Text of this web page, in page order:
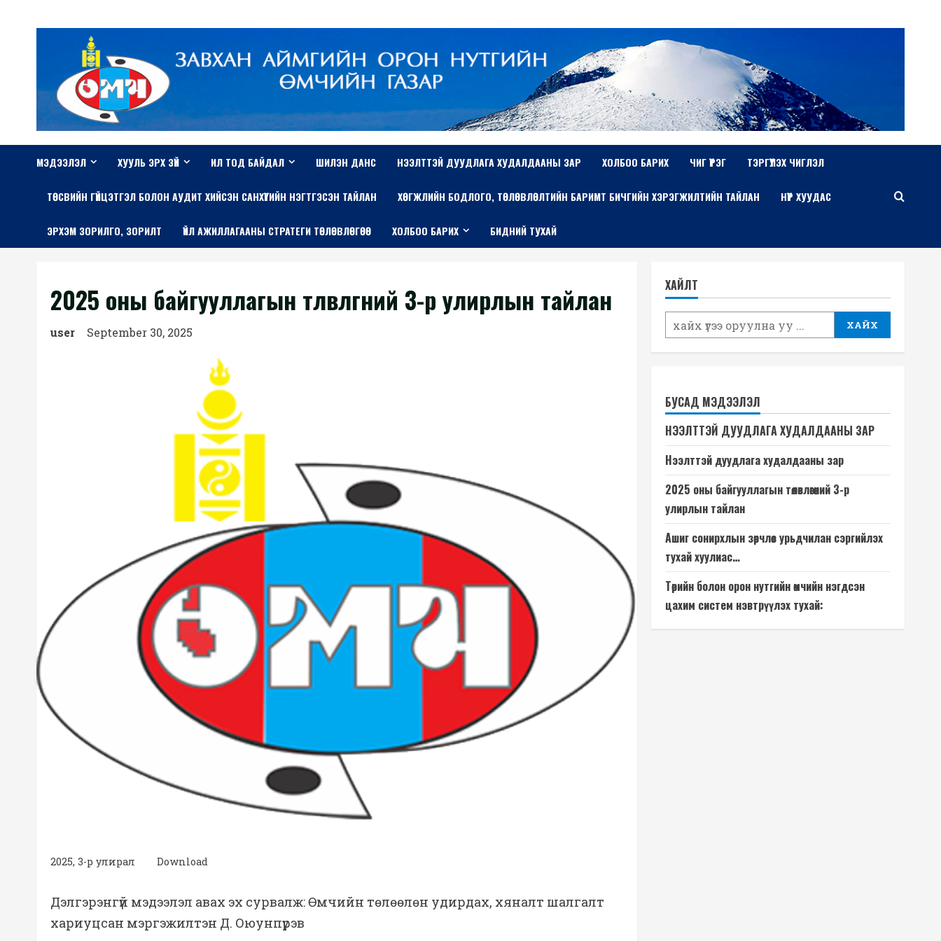
МЭДЭЭЛЭЛ ХУУЛЬ ЭРХ ЗҮЙ ИЛ ТОД БАЙДАЛ ШИЛЭН ДАНС НЭЭЛТТЭЙ ДУУДЛАГА ХУДАЛДААНЫ ЗАР ХОЛБОО БАРИХ ЧИГ ҮҮРЭГ ТЭРГҮҮЛЭХ ЧИГЛЭЛ
TӨСВИЙН ГҮЙЦЭТГЭЛ БОЛОН АУДИТ ХИЙСЭН САНХҮҮГИЙН НЭГТГЭСЭН ТАЙЛАН ХӨГЖЛИЙН БОДЛОГО, ТӨЛӨВЛӨЛТИЙН БАРИМТ БИЧГИЙН ХЭРЭГЖИЛТИЙН ТАЙЛАН НҮҮР ХУУДАС
ЭРХЭМ ЗОРИЛГО, ЗОРИЛТ ҮЙЛ АЖИЛЛАГААНЫ СТРАТЕГИ ТӨЛӨВЛӨГӨӨ ХОЛБОО БАРИХ БИДНИЙ ТУХАЙ
2025 оны байгууллагын төлөвлөгөөний 3-р улирлын тайлан
user September 30, 2025
2025, 3-р улирал Download
Дэлгэрэнгүй мэдээлэл авах эх сурвалж: Өмчийн төлөөлөн удирдах, хяналт шалгалт
хариуцсан мэргэжилтэн Д. Оюунпүрэв
ХАЙЛТ
ХАЙХ
БУСАД МЭДЭЭЛЭЛ
НЭЭЛТТЭЙ ДУУДЛАГА ХУДАЛДААНЫ ЗАР
Нээлттэй дуудлага худалдааны зар
2025 оны байгууллагын төлөвлөгөөний 3-р
улирлын тайлан
Ашиг сонирхлын зөрчлөөс урьдчилан сэргийлэх
тухай хуулиас…
Төрийн болон орон нутгийн өмчийн нэгдсэн
цахим систем нэвтрүүлэх тухай: